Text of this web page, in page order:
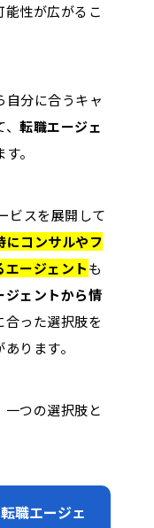
能性が広がるこ
自分に合うキャ
転職エージェ
。
ビスを展開して
にコンサルやフ
エージェントも
ジェントから情
合った選択肢を
ります。
つの選択肢と
職エージェ